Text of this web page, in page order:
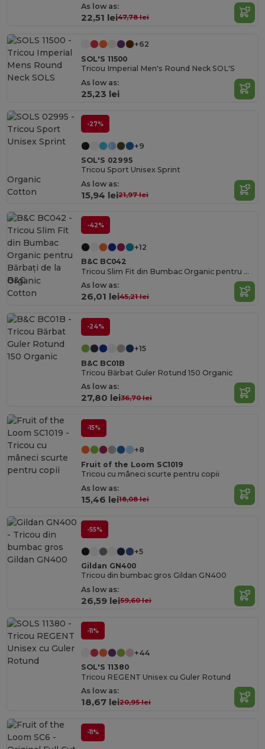
As low as:
22,51 lei47,78 lei
+62
SOL'S 11500
Tricou Imperial Men's Round Neck SOL'S
As low as:
25,23 lei
-27%
+9
SOL'S 02995
Tricou Sport Unisex Sprint
As low as:
15,94 lei21,97 lei
Organic
Cotton
-42%
+12
B&C BC042
Tricou Slim Fit din Bumbac Organic pentru Bărbați de la B&C
As low as:
26,01 lei45,21 lei
Organic
Cotton
-24%
+15
B&C BC01B
Tricou Bărbat Guler Rotund 150 Organic
As low as:
27,80 lei36,70 lei
-15%
+8
Fruit of the Loom SC1019
Tricou cu mâneci scurte pentru copii
As low as:
15,46 lei18,08 lei
-55%
+5
Gildan GN400
Tricou din bumbac gros Gildan GN400
As low as:
26,59 lei59,60 lei
-11%
+44
SOL'S 11380
Tricou REGENT Unisex cu Guler Rotund
As low as:
18,67 lei20,95 lei
-11%